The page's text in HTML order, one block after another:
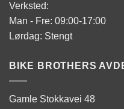
Verksted:
Man - Fre: 09:00-17:00
Lørdag: Stengt
BIKE BROTHERS
Gamle Stokkavei 48